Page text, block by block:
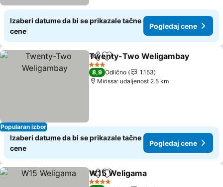
Izaberi datume da bi se prikazale tačne
cene
Pogledaj cene
Popularan izbor
Deli Dodati u favorite
Twenty-Two Weligambay
3 Zvezdice
8,9 Odlično
1.153
Mirissa: udaljenost 2.5 km
Izaberi datume da bi se prikazale tačne
cene
Pogledaj cene
Deli Dodati u favorite
W15 Weligama
4 Zvezdice